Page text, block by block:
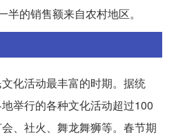
的销售额来自农村地区。
化活动最丰富的时期。据统
举行的各种文化活动超过100
、社火、舞龙舞狮等。春节期